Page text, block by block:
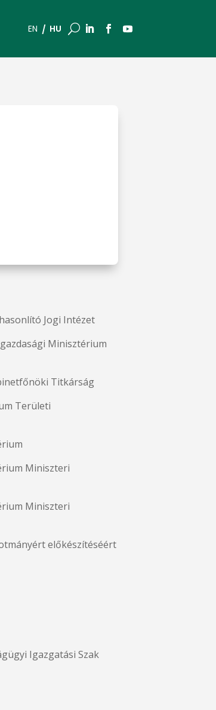
EN HU U
Jogi Intézet
Minisztérium
Titkárság
Területi
Miniszteri
Miniszteri
előkészítéséért
Igazgatási Szak